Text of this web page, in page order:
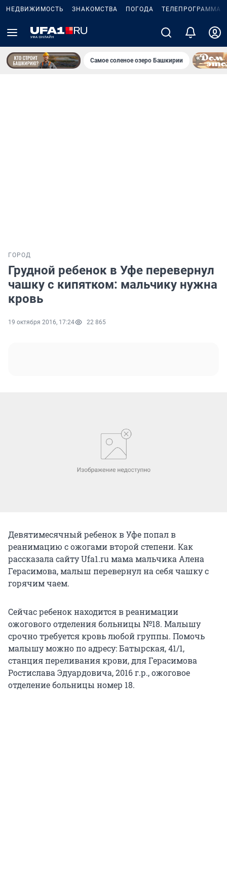
НЕДВИЖИМОСТЬ ЗНАКОМСТВА ПОГОДА ТЕЛЕПРОГРАММА
Самое соленое озеро Башкирии
ГОРОД
Грудной ребенок в Уфе перевернул
чашку с кипятком: мальчику нужна
кровь
19 октября 2016, 17:24 22 865
Девятимесячный ребенок в Уфе попал в
реанимацию с ожогами второй степени. Как
рассказала сайту Ufa1.ru мама мальчика Алена
Герасимова, малыш перевернул на себя чашку с
горячим чаем.
Сейчас ребенок находится в реанимации
ожогового отделения больницы №18. Малышу
срочно требуется кровь любой группы. Помочь
малышу можно по адресу: Батырская, 41/1,
станция переливания крови, для Герасимова
Ростислава Эдуардовича, 2016 г.р., ожоговое
отделение больницы номер 18.